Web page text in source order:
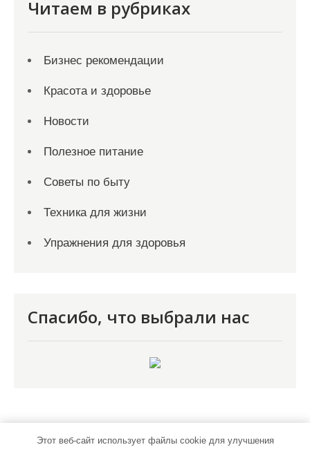
Читаем в рубриках
Бизнес рекомендации
Красота и здоровье
Новости
Полезное питание
Советы по быту
Техника для жизни
Упражнения для здоровья
Спасибо, что выбрали нас
Этот веб-сайт использует файлы cookie для улучшения